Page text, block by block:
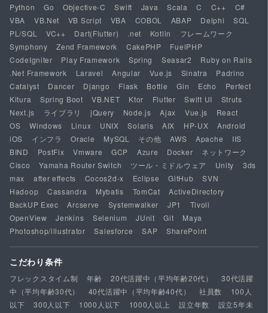
Python
Go Objective-C Swift Java Scala C C++
C#
VBA
VB.Net VB Script VBA COBOL ABAP Delphi
SQL
PL/SQL
VC++ Dart(Flutter) .net Kotlin
フレームワーク
Symphony
Zend Framework CakePHP
FuelPHP
CodeIgniter
Play Framework Spring Seasar2
Ruby on Rails
.Net Framework
Laravel Angular Vue.js Sinatra
Padrino
Catalyst
Dancer Django Flask Bottle Gin Echo
Perfect
Kitura
Spring Boot VB.NET Ktor Flutter Swift UI
Struts
Next.js
ライブラリ jQuery Node.js Ajax Vue.js
React
OS
Windows Linux UNIX Solaris AIX HP-UX
Android
iOS
インフラ Oracle MySQL その他 AWS Apache
IIS
BIND
PostFix Vmware GCP Azure Docker
ネットワーク
Cisco
Yamaha Router Switch ツール・ミドルウェア Unity
3ds
max
after effects Cocos2d-x Eclipse GitHub
SVN
Hadoop
Cassandra Mybatis TomCat
ActiveDirectory
BackUP Exec
Arcserve Systemwalker JP1
Tivoli
OpenView
Jenkins Selenium JUnit Git
Maya
Photoshop/illustrator
Salesforce SAP SharePoint
こだわり条件
フレックスタイム制 年齢 20代活躍中（平均年齢20代）
30代活躍
中（平均年齢30代）
40代活躍中（平均年齢40代） 社員数
100人
以下
300人以下 1000人以下 1000人以上 設立年数
設立5年未